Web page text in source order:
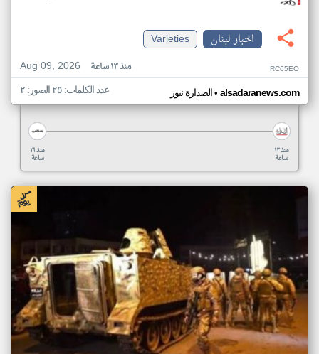
اخبار لبنان
Varieties
Aug 09, 2026
منذ ١٣ ساعة RC65EO
الصدارة نيوز• alsadaranews.com عدد الكلمات: ٢٥ الصور: ٢
منذ ١٦
ساعة
منذ ١٣
ساعة